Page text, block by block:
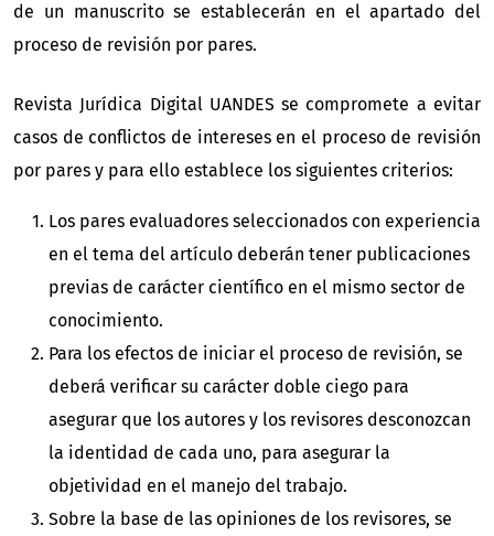
de un manuscrito se establecerán en el apartado del
proceso de revisión por pares.
Revista Jurídica Digital UANDES se compromete a evitar
casos de conflictos de intereses en el proceso de revisión
por pares y para ello establece los siguientes criterios:
Los pares evaluadores seleccionados con experiencia
en el tema del artículo deberán tener publicaciones
previas de carácter científico en el mismo sector de
conocimiento.
Para los efectos de iniciar el proceso de revisión, se
deberá verificar su carácter doble ciego para
asegurar que los autores y los revisores desconozcan
la identidad de cada uno, para asegurar la
objetividad en el manejo del trabajo.
Sobre la base de las opiniones de los revisores, se